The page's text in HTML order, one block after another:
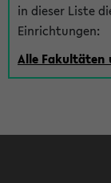
in dieser Liste
Einrichtungen:
Alle Fakultäten